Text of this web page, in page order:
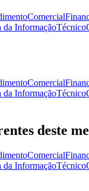
Comercial
da InformaçãoTécnico
Comercial
da InformaçãoTécnico
deste
Comercial
da InformaçãoTécnico